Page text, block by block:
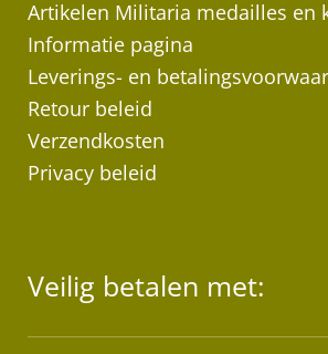
Artikelen Militaria medailles en
Informatie pagina
Leverings- en
Retour beleid
Verzendkosten
Privacy beleid
Veilig betalen met: